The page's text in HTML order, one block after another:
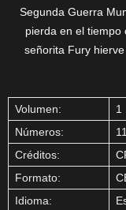
Segunda Guerra
pierda en el tiempo
señorita Fury
Volumen:
1
Números:
11
Créditos:
Formato:
Idioma: